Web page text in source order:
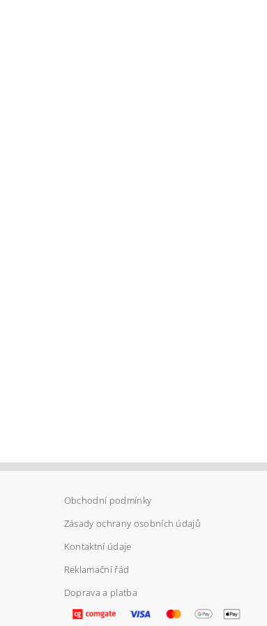
Obchodní podmínky
Zásady ochrany osobních údajů
Kontaktní údaje
Reklamační řád
Doprava a platba